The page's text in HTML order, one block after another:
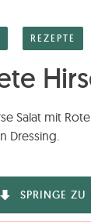
REZEPTE
Salat mit
Dressing.
SPRINGE ZU